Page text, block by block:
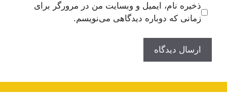
ذخیره نام، ایمیل و وبسایت من در مرورگر برای
زمانی که دوباره دیدگاهی می‌نویسم.